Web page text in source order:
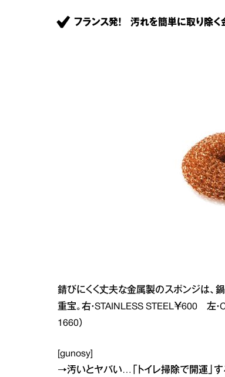
フランス発！ 汚れを簡単に取り除く
錆びにくく丈夫な金属製のスポンジは、
重宝。右・STAINLESS STEEL￥600 左・
1660）
[gunosy]
→汚いとヤバい…「トイレ掃除で開運」